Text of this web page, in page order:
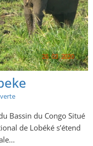
Bassin du Congo Situé
de Lobéké s’étend